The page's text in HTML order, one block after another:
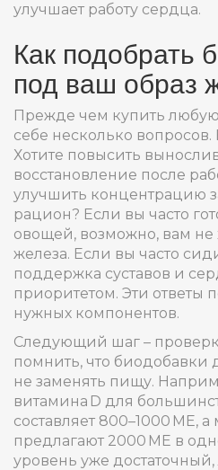
улучшает работу сердца.
Как подобрать
под ваш образ
Прежде чем купить любую
себе несколько
Хотите повысить
восстановление после
улучшить концентрацию
рацион? Если вы часто
овощей, возможно, вам не
железа. Если вы часто
поддержка суставов и
приоритетом. Эти ответы
нужных компонентов.
Следующий шаг –
помнить, что биодобавки
не заменять пищу.
витамина D для
составляет 800–1000 МЕ,
предлагают 2000 МЕ в
уровень уже